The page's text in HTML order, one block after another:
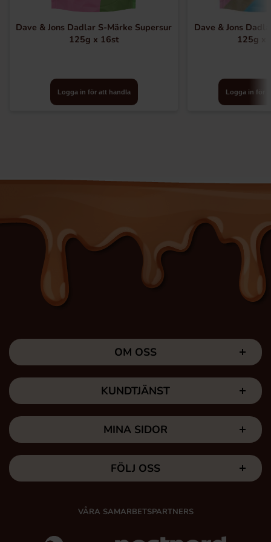
Dave & Jons Dadlar S-Märke Supersur
125g x 16st
Logga in för att handla
Dave & Jons
125g x
Logga in för
OM OSS
KUNDTJÄNST
MINA SIDOR
FÖLJ OSS
VÅRA SAMARBETSPARTNERS